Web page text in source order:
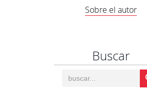
Sobre el autor
Buscar